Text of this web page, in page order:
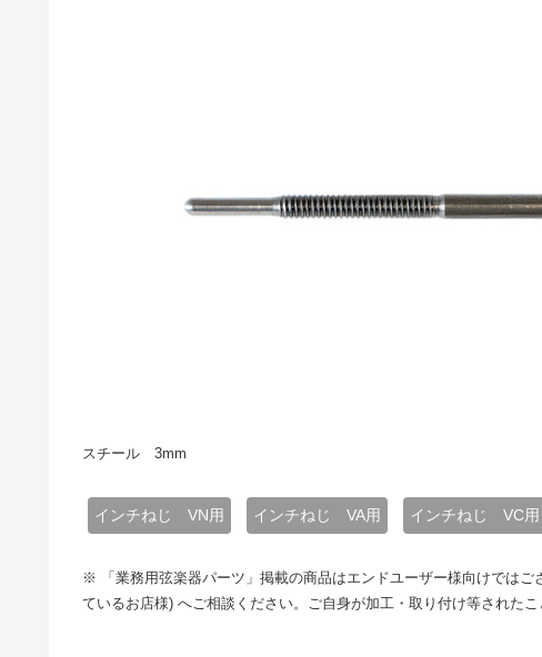
スチール 3mm
インチねじ VN用 インチねじ VA用 インチねじ VC用
※ 「業務用弦楽器パーツ」掲載の商品はエンドユーザー様向けでは
ているお店様) へご相談ください。ご自身が加工・取り付け等された